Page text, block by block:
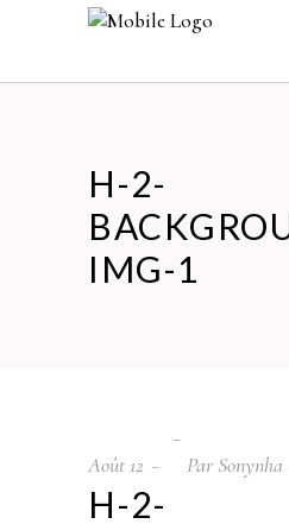
H-2-
IMG-1
Août 12 Par Sonynha
H-2-